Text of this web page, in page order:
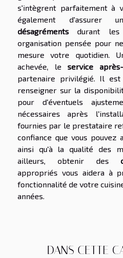
s'intègrent parfaitement à
également d'assurer
désagréments durant les
organisation pensée pour
mesure votre quotidien.
achevée, leservice
partenaire privilégié. Il est
renseigner sur la
pour d'éventuels
nécessaires après
fournies par le prestataire
confiance que vous pouvez
ainsi qu'à la qualité des
ailleurs, obtenir des
appropriés vous aidera à
fonctionnalité de votre
années.
DANS CETTE